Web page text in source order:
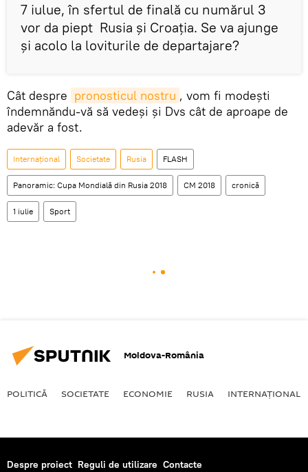
7 iulue, în sfertul de finală cu numărul 3
vor da piept Rusia și Croația. Se va ajunge
și acolo la loviturile de departajare?
Cât despre pronosticul nostru , vom fi modești
îndemnăndu-vă să vedeși și Dvs cât de aproape de
adevăr a fost.
Internaţional Societate Rusia FLASH
Panoramic: Cupa Mondială din Rusia 2018 CM 2018 cronică
1 iulie Sport
Moldova-România
POLITICĂ SOCIETATE ECONOMIE RUSIA INTERNAŢIONAL
Despre proiect Reguli de utilizare Contacte